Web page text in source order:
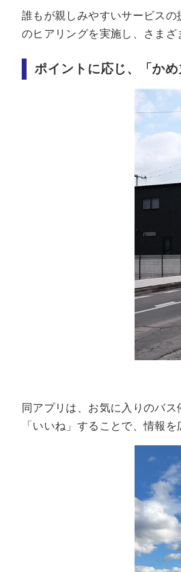
誰もが親しみやすいサービス
のヒアリングを実施し、さまざ
ポイントに応じ、「かめ
同アプリは、お気に入りのバ
「いいね」することで、情報